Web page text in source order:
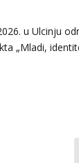
u Ulcinju
„Mladi,